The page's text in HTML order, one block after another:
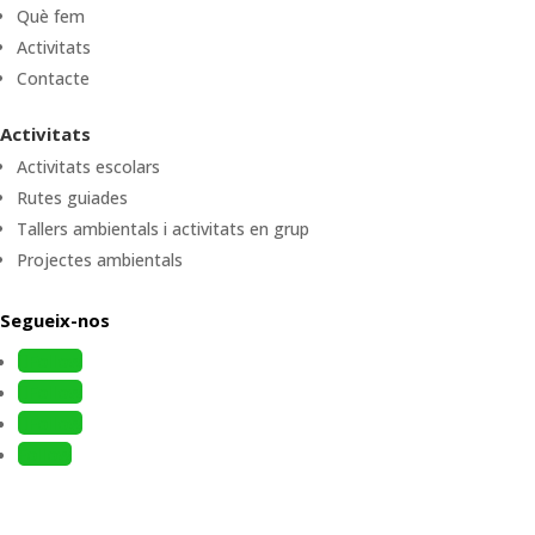
Què fem
Activitats
Contacte
Activitats
Activitats escolars
Rutes guiades
Tallers ambientals i activitats en grup
Projectes ambientals
Segueix-nos
Follow
Follow
Follow
Follow